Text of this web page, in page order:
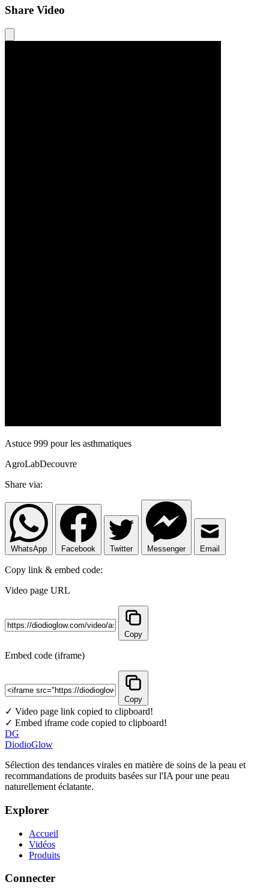
Share Video
Astuce 999 pour les asthmatiques
AgroLabDecouvre
Share via:
WhatsApp Facebook Twitter Messenger Email
Copy link & embed code:
Video page URL
Copy
Embed code (iframe)
Copy
✓ Video page link copied to clipboard!
✓ Embed iframe code copied to clipboard!
DG
DiodioGlow
Sélection des tendances virales en matière de soins de la peau et
recommandations de produits basées sur l'IA pour une peau
naturellement éclatante.
Explorer
Accueil
Vidéos
Produits
Connecter